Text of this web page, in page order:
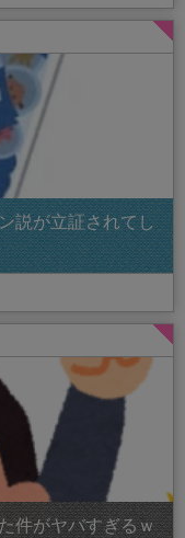
説が立証されてし
件がヤバすぎるｗ